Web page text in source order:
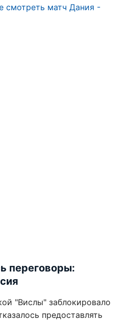
смотреть матч Дания -
переговоры:
"Вислы" заблокировало
предоставлять